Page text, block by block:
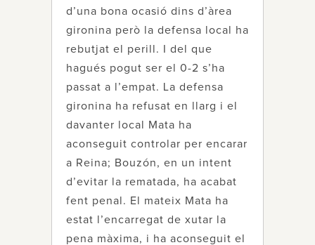
d’una bona ocasió dins d’àrea
gironina però la defensa local ha
rebutjat el perill. I del que
hagués pogut ser el 0-2 s’ha
passat a l’empat. La defensa
gironina ha refusat en llarg i el
davanter local Mata ha
aconseguit controlar per encarar
a Reina; Bouzón, en un intent
d’evitar la rematada, ha acabat
fent penal. El mateix Mata ha
estat l’encarregat de xutar la
pena màxima, i ha aconseguit el